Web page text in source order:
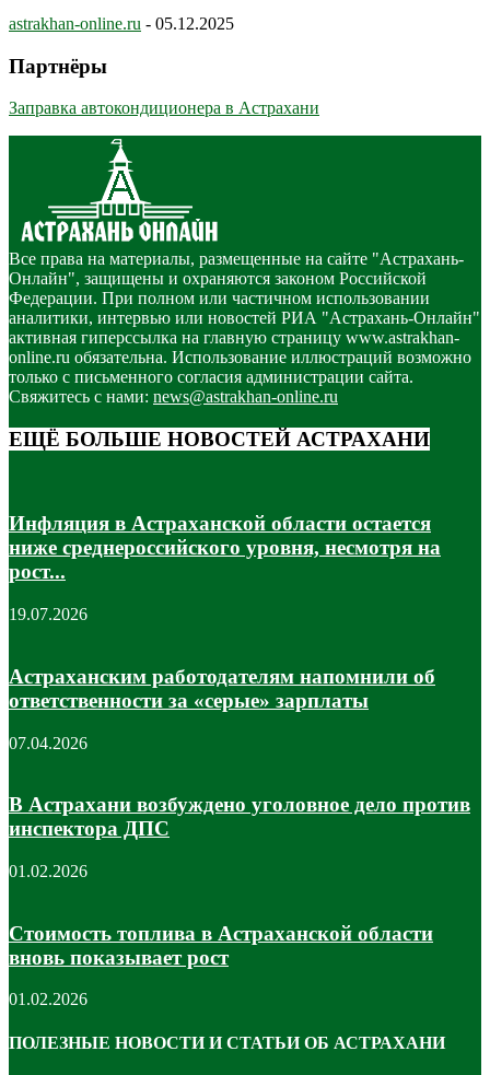
astrakhan-online.ru - 05.12.2025
Партнёры
Заправка автокондиционера в Астрахани
Все права на материалы, размещенные на сайте "Астрахань-
Онлайн", защищены и охраняются законом Российской
Федерации. При полном или частичном использовании
аналитики, интервью или новостей РИА "Астрахань-Онлайн"
активная гиперссылка на главную страницу www.astrakhan-
online.ru обязательна. Использование иллюстраций возможно
только с письменного согласия администрации сайта.
Свяжитесь с нами: news@astrakhan-online.ru
ЕЩЁ БОЛЬШЕ НОВОСТЕЙ АСТРАХАНИ
Инфляция в Астраханской области остается
ниже среднероссийского уровня, несмотря на
рост...
19.07.2026
Астраханским работодателям напомнили об
ответственности за «серые» зарплаты
07.04.2026
В Астрахани возбуждено уголовное дело против
инспектора ДПС
01.02.2026
Стоимость топлива в Астраханской области
вновь показывает рост
01.02.2026
ПОЛЕЗНЫЕ НОВОСТИ И СТАТЬИ ОБ АСТРАХАНИ